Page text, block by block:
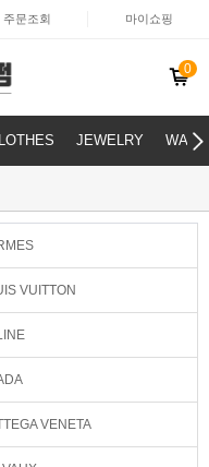
주문조회 마이쇼핑
0
JEWELRY
VUITTON
VENETA